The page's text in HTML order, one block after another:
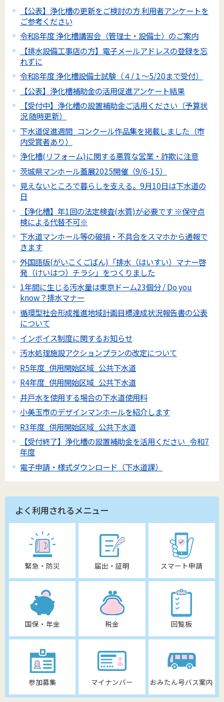
【公表】浄化槽の更新をご検討の方 利用者アンケートを
ご参考ください
令和8年度 浄化槽講習会（管理士・設備士）のご案内
【排水設備工事店の方】電子メールアドレスの登録を忘
れずに
令和8年度 浄化槽設備士試験（４/１～5/20まで受付）
【公表】浄化槽補助金の活用促進アンケート結果
【受付中】浄化槽の設置補助金ご活用ください（予算状
況 随時更新）
下水道促進週間_コンクール作品集を掲載しました（市
内受賞者あり）
浄化槽(リフォーム)に関する悪質な営業・詐欺に注意
茨城県マンホール蓋展2025開催（9/6-15）
見えないところで暮らしを支える。9月10日は下水道の
日
【浄化槽】年1回の法定検査(水質)が必要です ※保守点
検による代替不可※
下水道マンホール等の破損・不具合をスマホから通報で
きます
外国語版(がいこくごばん)「排水（はいすい）マナー啓
発（けいはつ）チラシ」をつくりました
1年間に生じる汚水量は東京ドーム23個分 / Do you
know？排水マナー
循環型社会形成推進地域計画目標達成状況報告書の公表
について
インボイス制度に関するお知らせ
汚水処理施設アクションプランの改定について
R5年度_供用開始区域_公共下水道
R4年度_供用開始区域_公共下水道
井戸水を使用する場合の下水道使用料
小美玉市のデザインマンホールを紹介します
R3年度_供用開始区域_公共下水道
【受付終了】浄化槽の設置補助金を活用ください_令和7
年度
電子申請・様式ダウンロード（下水道課）
よく利用されるメニュー
緊急・防災 届出・証明 スマート申請
国保・年金 税金 回覧板
参加募集 マイナンバー おみたん号バス案内